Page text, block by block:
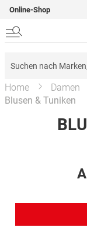
Online-Shop
Home Damen
Blusen & Tuniken